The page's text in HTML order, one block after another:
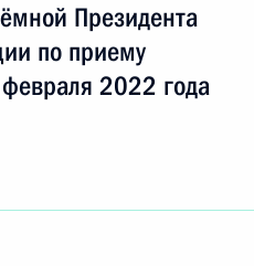
Президента
по приему
2022 года